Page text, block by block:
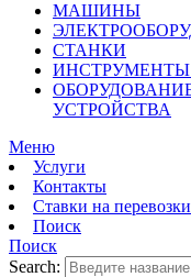
МАШИНЫ
СТАНКИ
УСТРОЙСТВА
Меню
Услуги
Контакты
Ставки на перевозки
Поиск
Поиск
Search: